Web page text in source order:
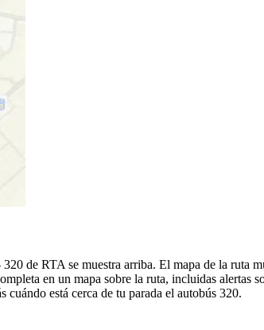
de RTA se muestra arriba. El mapa de la ruta
en un mapa sobre la ruta, incluidas alertas
está cerca de tu parada el autobús 320.